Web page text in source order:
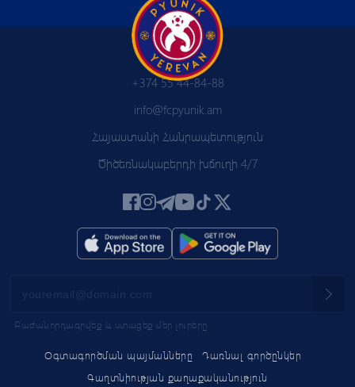
Օգտագործման պայմանները
Դառնալ գործընկեր
Գաղտնիության քաղաքականություն
+374 55 44-84-88
info@fcpyunik.am
Հայաստանի Հանրապետություն
Ծիծեռնակաբերդի խճուղի 4/7
Բաժանորդագրվեք և ստացեք մեր լուրերը